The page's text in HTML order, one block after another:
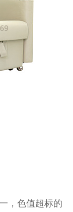
，色值超标的